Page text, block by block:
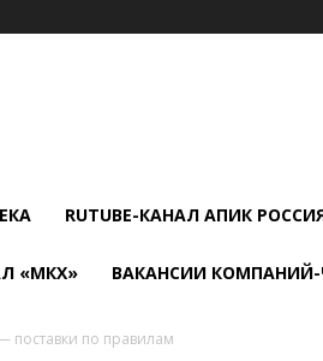
RUTUBE-КАНАЛ АПИК
«МКХ» ВАКАНСИИ
по правилам